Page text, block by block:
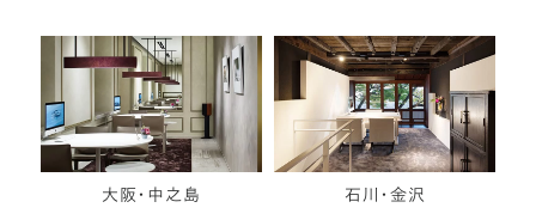
大阪・中之島 石川・金沢